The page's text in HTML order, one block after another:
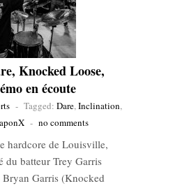
Knocked Loose,
en écoute
- Tagged: Dare,Inclination,
- no comments
hardcore de Louisville,
du batteur Trey Garris
Bryan Garris (Knocked